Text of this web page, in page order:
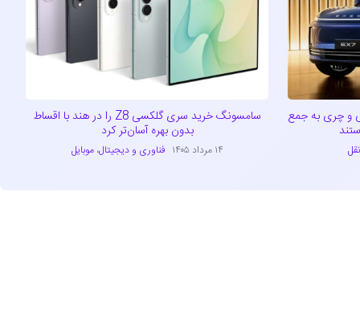
و چری به جمع سامسونگ خرید سری گلکسی Z8 را در هند با اقساط
بدون بهره آسان‌تر کرد
۱۴ مرداد ۱۴۰۵ فناوری و دیجیتال،موبایل